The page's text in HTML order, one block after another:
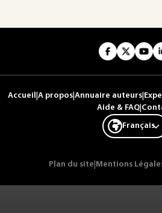
Accueil A propos Annuaire auteurs
Aide & FAQ|
Français
Plan du site Mentions